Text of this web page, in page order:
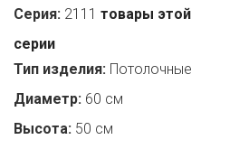
Серия: 2111 товары этой
серии
Тип изделия: Потолочные
Диаметр: 60 см
Высота: 50 см